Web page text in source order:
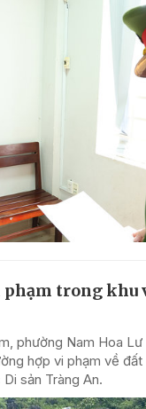
phạm trong khu
phường Nam Hoa Lư
hợp vi phạm về
sản Tràng An.